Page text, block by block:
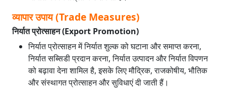
व्यापार उपाय (Trade Measures)
निर्यात प्रोत्साहन (Export Promotion)
निर्यात प्रोत्साहन में निर्यात शुल्क को घटाना और समाप्त करना,
निर्यात सब्सिडी प्रदान करना, निर्यात उत्पादन और निर्यात विपणन
को बढ़ावा देना शामिल है, इसके लिए मौद्रिक, राजकोषीय, भौतिक
और संस्थागत प्रोत्साहन और सुविधाएं दी जाती हैं।